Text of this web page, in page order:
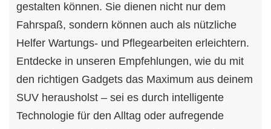
gestalten können. Sie dienen nicht nur dem
Fahrspaß, sondern können auch als nützliche
Helfer Wartungs- und Pflegearbeiten erleichtern.
Entdecke in unseren Empfehlungen, wie du mit
den richtigen Gadgets das Maximum aus deinem
SUV herausholst – sei es durch intelligente
Technologie für den Alltag oder aufregende